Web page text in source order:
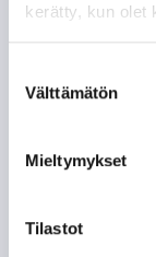
kerätty, kun olet
valinta
Välttämätön
Mieltymykset
Tilastot